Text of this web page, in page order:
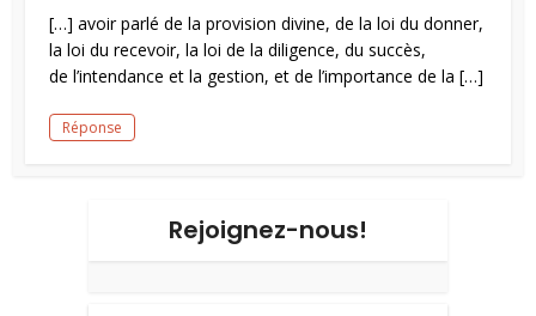
[…] avoir parlé de la provision divine, de la loi du donner,
la loi du recevoir, la loi de la diligence, du succès,
de l’intendance et la gestion, et de l’importance de la […]
Réponse
Rejoignez-nous!